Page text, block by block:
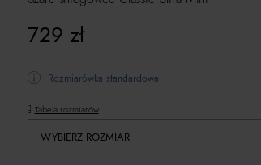
729 zł
Rozmiarówka standardowa.
Tabela rozmiarów
WYBIERZ ROZMIAR